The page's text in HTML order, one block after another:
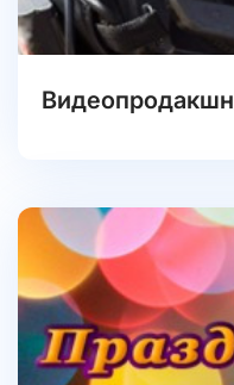
Видеопродакшн